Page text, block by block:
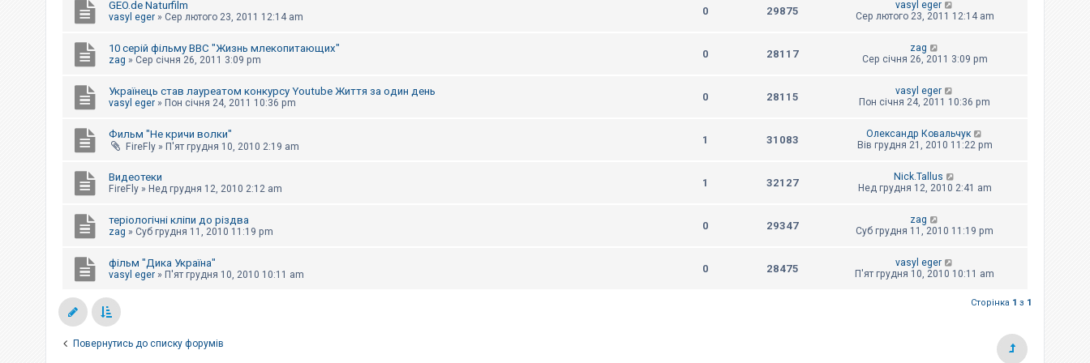
GEO.de Naturfilm
vasyl eger » Сер лютого 23, 2011 12:14 am 0 29875
vasyl eger
Сер лютого 23, 2011 12:14 am
10 серій фільму BBC "Жизнь млекопитающих"
zag » Сер січня 26, 2011 3:09 pm 0 28117
zag
Сер січня 26, 2011 3:09 pm
Українець став лауреатом конкурсу Youtube Життя за один день
vasyl eger » Пон січня 24, 2011 10:36 pm 0 28115
vasyl eger
Пон січня 24, 2011 10:36 pm
Фильм "Не кричи волки"
FireFly » П'ят грудня 10, 2010 2:19 am
1 31083
Олександр Ковальчук
Вів грудня 21, 2010 11:22 pm
Видеотеки
FireFly » Нед грудня 12, 2010 2:12 am 1 32127
Nick.Tallus
Нед грудня 12, 2010 2:41 am
теріологічні кліпи до різдва
zag » Суб грудня 11, 2010 11:19 pm 0 29347
zag
Суб грудня 11, 2010 11:19 pm
фільм "Дика Україна"
vasyl eger » П'ят грудня 10, 2010 10:11 am 0 28475
vasyl eger
П'ят грудня 10, 2010 10:11 am
Сторінка 1 з 1
Повернутись до списку форумів